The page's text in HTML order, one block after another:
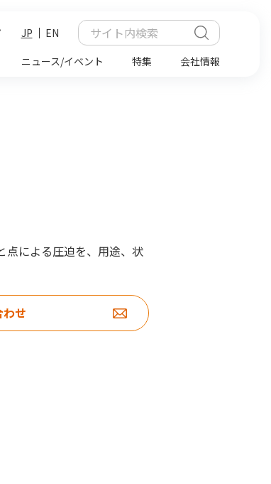
JP
EN
ニュース/イベント 特集 会社情報
点による圧迫を、用途、状
わせ